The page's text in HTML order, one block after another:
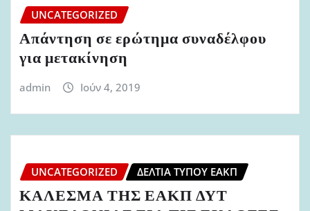
UNCATEGORIZED
Απάντηση σε ερώτημα συναδέλφου
για μετακίνηση
admin Ιούν 4, 2019
UNCATEGORIZED ΔΕΛΤΊΑ ΤΎΠΟΥ ΕΑΚΠ
ΚΑΛΕΣΜΑ ΤΗΣ ΕΑΚΠ ΔΥΤ